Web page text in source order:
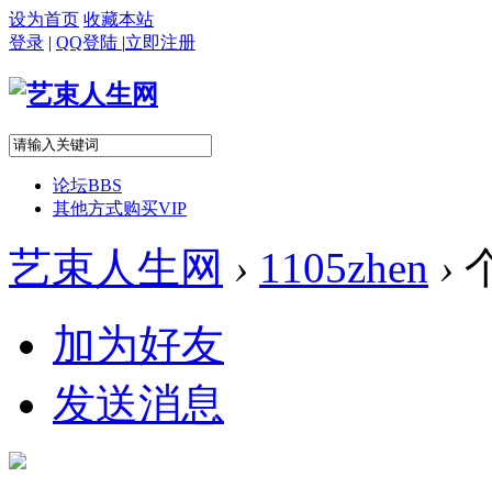
设为首页 收藏本站
登录 | QQ登陆 |立即注册
论坛BBS
其他方式购买VIP
艺束人生网 › 1105zhen ›
加为好友
发送消息